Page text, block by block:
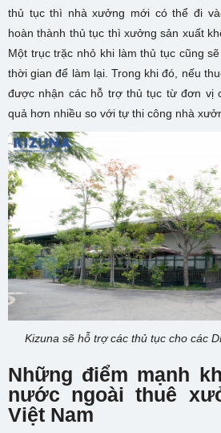
thủ tục thì nhà xưởng mới có thể đi
hoàn thành thủ tục thì xưởng sản xuất
Một trục trặc nhỏ khi làm thủ tục cũng
thời gian để làm lại. Trong khi đó, nếu
được nhận các hỗ trợ thủ tục từ đơn vị
quả hơn nhiều so với tự thi công nhà
Kizuna sẽ hỗ trợ các thủ tục cho các
Những điểm mạnh
nước ngoài thuê
Việt Nam